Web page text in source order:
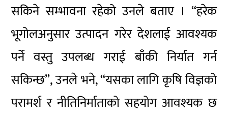
सकिने सम्भावना रहेको उनले बताए । “हरेक
भूगोलअनुसार उत्पादन गरेर देशलाई आवश्यक
पर्ने वस्तु उपलब्ध गराई बाँकी निर्यात गर्न
सकिन्छ”, उनले भने, “यसका लागि कृषि विज्ञको
परामर्श र नीतिनिर्माताको सहयोग आवश्यक छ